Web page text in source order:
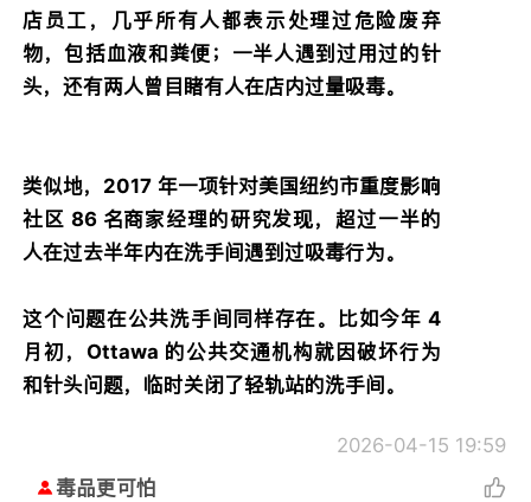
店员工，几乎所有人都表示处理过危险废弃
物，包括血液和粪便；一半人遇到过用过的针
头，还有两人曾目睹有人在店内过量吸毒。
类似地，2017 年一项针对美国纽约市重度影响
社区 86 名商家经理的研究发现，超过一半的
人在过去半年内在洗手间遇到过吸毒行为。
这个问题在公共洗手间同样存在。比如今年 4
月初，Ottawa 的公共交通机构就因破坏行为
和针头问题，临时关闭了轻轨站的洗手间。
2026-04-15 19:59
毒品更可怕